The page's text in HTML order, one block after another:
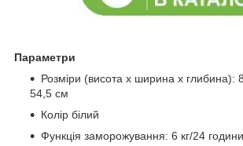
Параметри
Розміри (висота х ширина х глибина):
54,5 см
Колір білий
Функція заморожування: 6 кг/24 години